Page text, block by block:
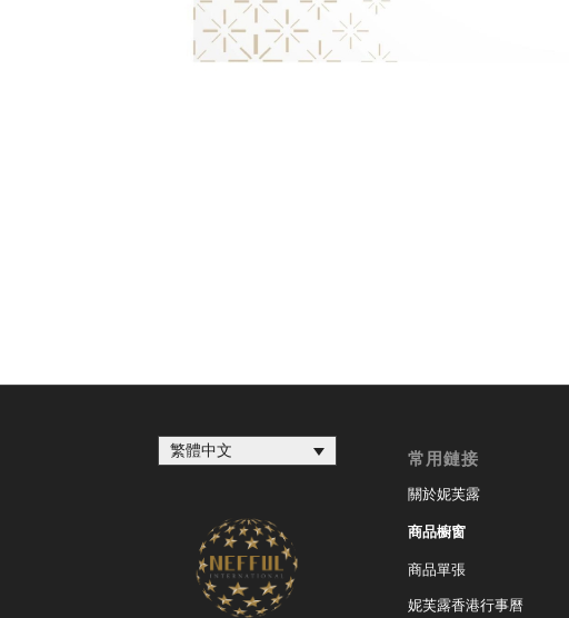
繁體中文 常用鏈接
關於妮芙露
商品櫥窗
商品單張
妮芙露香港行事曆